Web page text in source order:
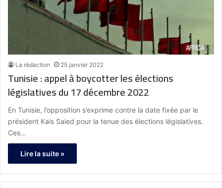
La rédaction 25 janvier 2022
Tunisie : appel à boycotter les élections
législatives du 17 décembre 2022
En Tunisie, l’opposition s’exprime contre la date fixée par le
président Kais Saied pour la tenue des élections législatives.
Ces…
Lire la suite »